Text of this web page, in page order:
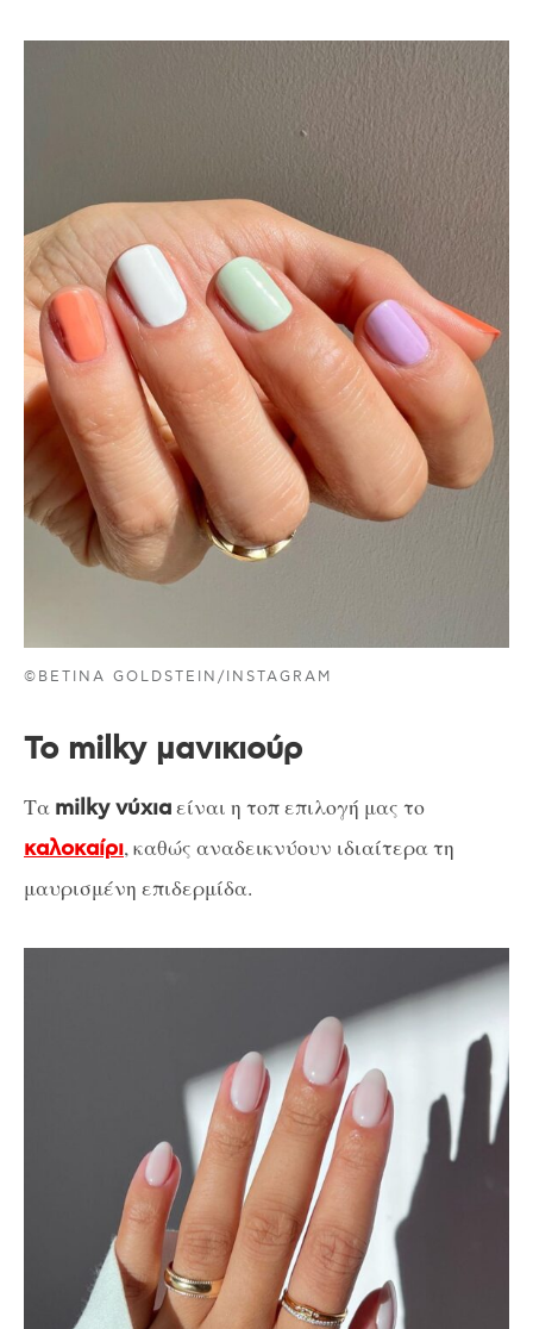
©BETINA GOLDSTEIN/INSTAGRAM
To milky μανικιούρ
Τα milky νύχιαείναι η τοπ επιλογή μας το
καλοκαίρι, καθώς αναδεικνύουν ιδιαίτερα τη
μαυρισμένη επιδερμίδα.